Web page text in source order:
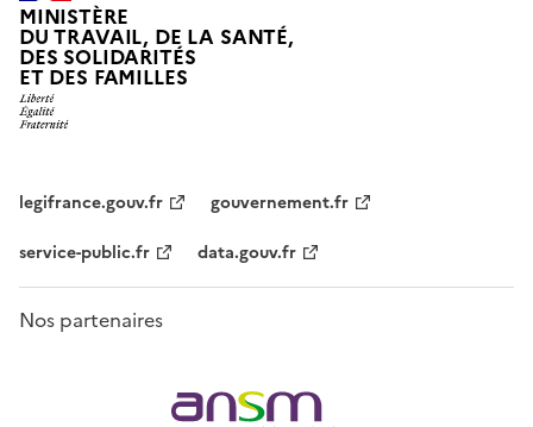
MINISTÈRE
DU TRAVAIL, DE LA SANTÉ,
DES SOLIDARITÉS
ET DES FAMILLES
legifrance.gouv.fr
gouvernement.fr
service-public.fr
data.gouv.fr
Nos partenaires